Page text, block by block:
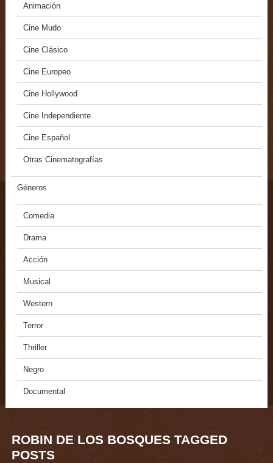
Animación
Cine Mudo
Cine Clásico
Cine Europeo
Cine Hollywood
Cine Independiente
Cine Español
Otras Cinematografías
Géneros
Comedia
Drama
Acción
Musical
Western
Terror
Thriller
Negro
Documental
ROBIN DE LOS BOSQUES TAGGED
POSTS